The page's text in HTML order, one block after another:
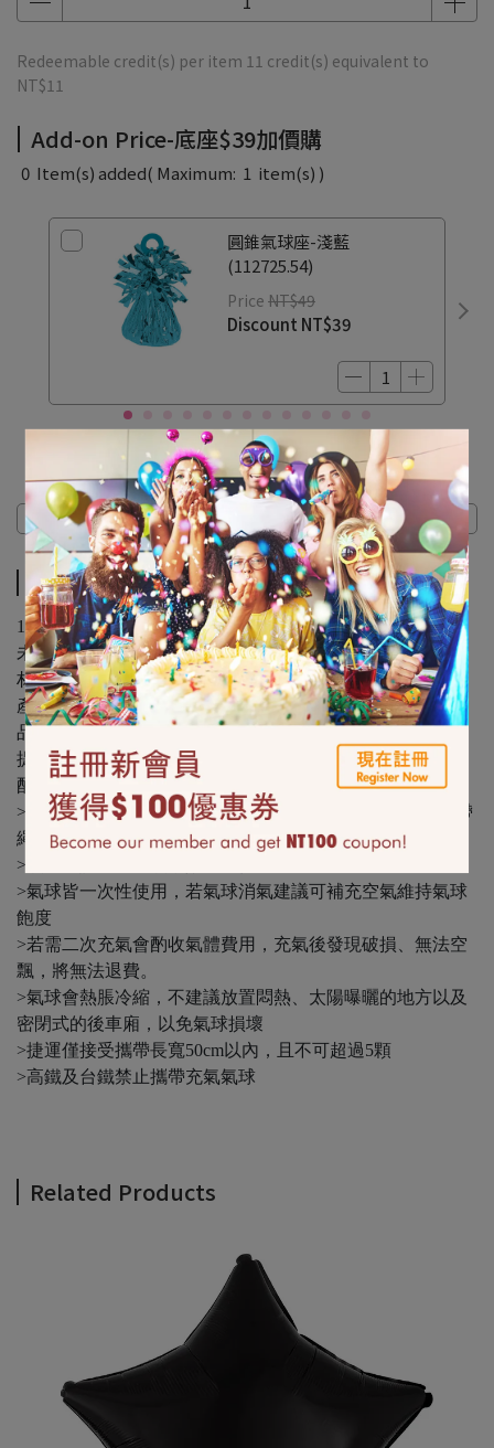
Redeemable credit(s) per item 11 credit(s) equivalent to
NT$11
Add-on Price-底座$39加價購
0 Item(s) added( Maximum: 1 item(s) )
圓錐氣球座-淺藍
(112725.54)
Price NT$49
Discount NT$39
Description
Description
18in Shimmer Birthday Candles Metallic Balloo
未充氣尺寸 : 18in ( 45.7公分 ) / 1入
材質 : 鋁箔
產地: 美國
品牌 : ANAGRAM
提醒您 含氣氣球只能選擇計程車外送、門市取貨，無法宅
配
>此為含氦氣鋁箔氣球，可空飄約3-5天漸進式消氣。含緞帶
繩
>氣球建議當天充氣，效果最佳。
>氣球皆一次性使用，若氣球消氣建議可補充空氣維持氣球
飽度
>若需二次充氣會酌收氣體費用，充氣後發現破損、無法空
飄，將無法退費。
>氣球會熱脹冷縮，不建議放置悶熱、太陽曝曬的地方以及
密閉式的後車廂，以免氣球損壞
>捷運僅接受攜帶長寬50cm以內，且不可超過5顆
>高鐵及台鐵禁止攜帶充氣氣球
Related Products